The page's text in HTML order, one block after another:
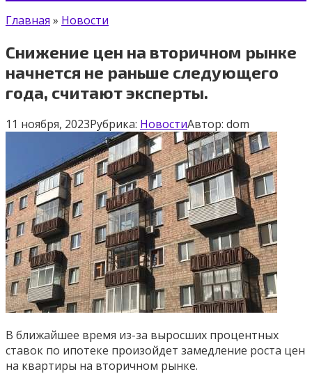
Главная » Новости
Снижение цен на вторичном рынке
начнется не раньше следующего
года, считают эксперты.
11 ноября, 2023Рубрика: НовостиАвтор: dom
В ближайшее время из-за выросших процентных
ставок по ипотеке произойдет замедление роста цен
на квартиры на вторичном рынке.